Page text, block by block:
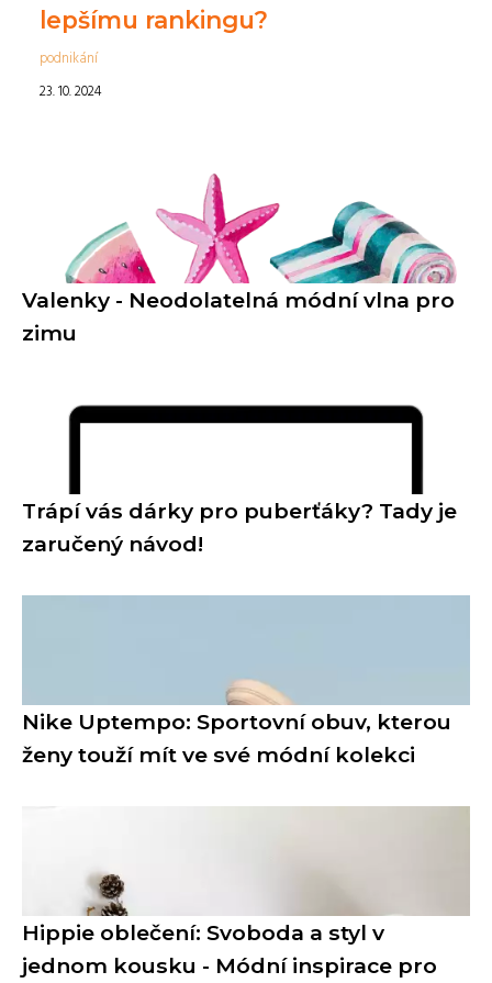
lepšímu rankingu?
podnikání
23. 10. 2024
Valenky - Neodolatelná módní vlna pro
zimu
Trápí vás dárky pro puberťáky? Tady je
zaručený návod!
Nike Uptempo: Sportovní obuv, kterou
ženy touží mít ve své módní kolekci
Hippie oblečení: Svoboda a styl v
jednom kousku - Módní inspirace pro